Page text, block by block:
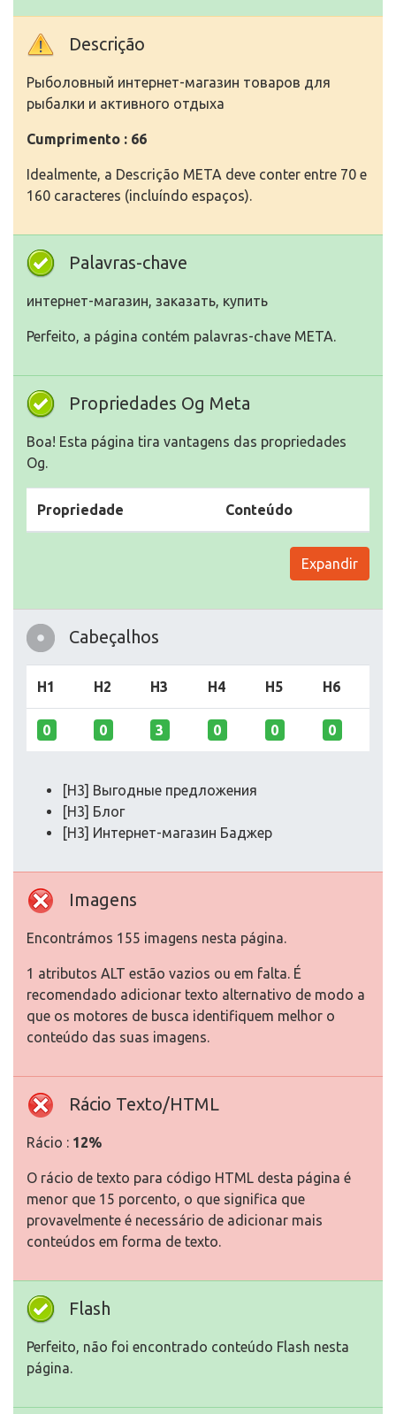
Descrição
Рыболовный интернет-магазин товаров для
рыбалки и активного отдыха
Cumprimento : 66
Idealmente, a Descrição META deve conter entre 70 e
160 caracteres (incluíndo espaços).
Palavras-chave
интернет-магазин, заказать, купить
Perfeito, a página contém palavras-chave META.
Propriedades Og Meta
Boa! Esta página tira vantagens das propriedades
Og.
Propriedade Conteúdo
Expandir
Cabeçalhos
H1 H2 H3 H4 H5 H6
0 0 3 0 0 0
[H3] Выгодные предложения
[H3] Блог
[H3] Интернет-магазин Баджер
Imagens
Encontrámos 155 imagens nesta página.
1 atributos ALT estão vazios ou em falta. É
recomendado adicionar texto alternativo de modo a
que os motores de busca identifiquem melhor o
conteúdo das suas imagens.
Rácio Texto/HTML
Rácio : 12%
O rácio de texto para código HTML desta página é
menor que 15 porcento, o que significa que
provavelmente é necessário de adicionar mais
conteúdos em forma de texto.
Flash
Perfeito, não foi encontrado conteúdo Flash nesta
página.